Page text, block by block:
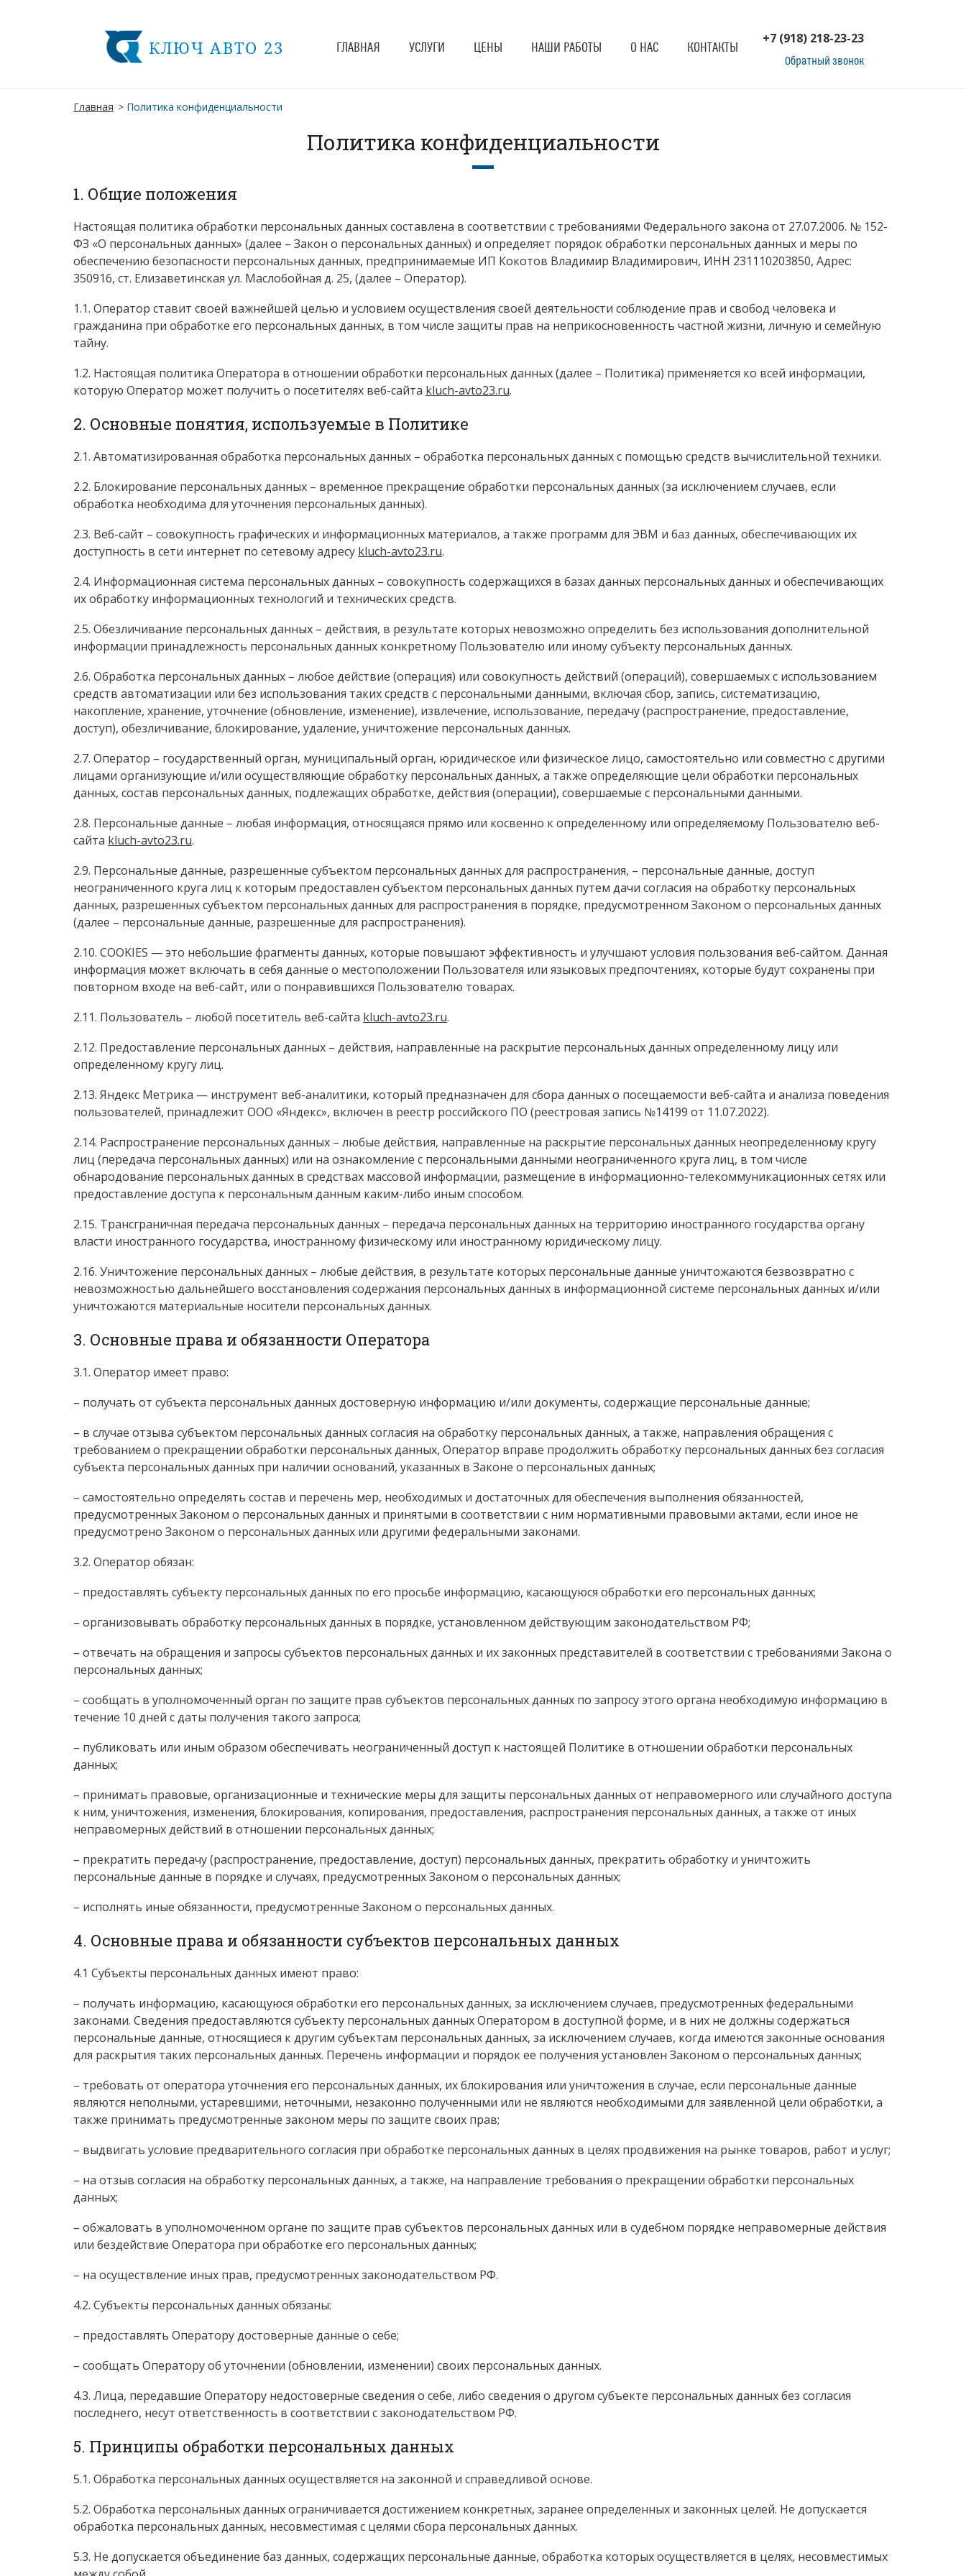
КЛЮЧ АВТО 23 ГЛАВНАЯ УСЛУГИ ЦЕНЫ НАШИ РАБОТЫ О НАС КОНТАКТЫ
+7 (918) 218-23-23
Обратный звонок
Главная > Политика конфиденциальности
Политика конфиденциальности
1. Общие положения
Настоящая политика обработки персональных данных составлена в соответствии с требованиями Федерального закона от 27.07.2006. № 152-
ФЗ «О персональных данных» (далее – Закон о персональных данных) и определяет порядок обработки персональных данных и меры по
обеспечению безопасности персональных данных, предпринимаемые ИП Кокотов Владимир Владимирович, ИНН 231110203850, Адрес:
350916, ст. Елизаветинская ул. Маслобойная д. 25, (далее – Оператор).
1.1. Оператор ставит своей важнейшей целью и условием осуществления своей деятельности соблюдение прав и свобод человека и
гражданина при обработке его персональных данных, в том числе защиты прав на неприкосновенность частной жизни, личную и семейную
тайну.
1.2. Настоящая политика Оператора в отношении обработки персональных данных (далее – Политика) применяется ко всей информации,
которую Оператор может получить о посетителях веб-сайта kluch-avto23.ru.
2. Основные понятия, используемые в Политике
2.1. Автоматизированная обработка персональных данных – обработка персональных данных с помощью средств вычислительной техники.
2.2. Блокирование персональных данных – временное прекращение обработки персональных данных (за исключением случаев, если
обработка необходима для уточнения персональных данных).
2.3. Веб-сайт – совокупность графических и информационных материалов, а также программ для ЭВМ и баз данных, обеспечивающих их
доступность в сети интернет по сетевому адресу kluch-avto23.ru.
2.4. Информационная система персональных данных – совокупность содержащихся в базах данных персональных данных и обеспечивающих
их обработку информационных технологий и технических средств.
2.5. Обезличивание персональных данных – действия, в результате которых невозможно определить без использования дополнительной
информации принадлежность персональных данных конкретному Пользователю или иному субъекту персональных данных.
2.6. Обработка персональных данных – любое действие (операция) или совокупность действий (операций), совершаемых с использованием
средств автоматизации или без использования таких средств с персональными данными, включая сбор, запись, систематизацию,
накопление, хранение, уточнение (обновление, изменение), извлечение, использование, передачу (распространение, предоставление,
доступ), обезличивание, блокирование, удаление, уничтожение персональных данных.
2.7. Оператор – государственный орган, муниципальный орган, юридическое или физическое лицо, самостоятельно или совместно с другими
лицами организующие и/или осуществляющие обработку персональных данных, а также определяющие цели обработки персональных
данных, состав персональных данных, подлежащих обработке, действия (операции), совершаемые с персональными данными.
2.8. Персональные данные – любая информация, относящаяся прямо или косвенно к определенному или определяемому Пользователю веб-
сайта kluch-avto23.ru.
2.9. Персональные данные, разрешенные субъектом персональных данных для распространения, – персональные данные, доступ
неограниченного круга лиц к которым предоставлен субъектом персональных данных путем дачи согласия на обработку персональных
данных, разрешенных субъектом персональных данных для распространения в порядке, предусмотренном Законом о персональных данных
(далее – персональные данные, разрешенные для распространения).
2.10. COOKIES — это небольшие фрагменты данных, которые повышают эффективность и улучшают условия пользования веб-сайтом. Данная
информация может включать в себя данные о местоположении Пользователя или языковых предпочтениях, которые будут сохранены при
повторном входе на веб-сайт, или о понравившихся Пользователю товарах.
2.11. Пользователь – любой посетитель веб-сайта kluch-avto23.ru.
2.12. Предоставление персональных данных – действия, направленные на раскрытие персональных данных определенному лицу или
определенному кругу лиц.
2.13. Яндекс Метрика — инструмент веб-аналитики, который предназначен для сбора данных о посещаемости веб-сайта и анализа поведения
пользователей, принадлежит ООО «Яндекс», включен в реестр российского ПО (реестровая запись №14199 от 11.07.2022).
2.14. Распространение персональных данных – любые действия, направленные на раскрытие персональных данных неопределенному кругу
лиц (передача персональных данных) или на ознакомление с персональными данными неограниченного круга лиц, в том числе
обнародование персональных данных в средствах массовой информации, размещение в информационно-телекоммуникационных сетях или
предоставление доступа к персональным данным каким-либо иным способом.
2.15. Трансграничная передача персональных данных – передача персональных данных на территорию иностранного государства органу
власти иностранного государства, иностранному физическому или иностранному юридическому лицу.
2.16. Уничтожение персональных данных – любые действия, в результате которых персональные данные уничтожаются безвозвратно с
невозможностью дальнейшего восстановления содержания персональных данных в информационной системе персональных данных и/или
уничтожаются материальные носители персональных данных.
3. Основные права и обязанности Оператора
3.1. Оператор имеет право:
– получать от субъекта персональных данных достоверную информацию и/или документы, содержащие персональные данные;
– в случае отзыва субъектом персональных данных согласия на обработку персональных данных, а также, направления обращения с
требованием о прекращении обработки персональных данных, Оператор вправе продолжить обработку персональных данных без согласия
субъекта персональных данных при наличии оснований, указанных в Законе о персональных данных;
– самостоятельно определять состав и перечень мер, необходимых и достаточных для обеспечения выполнения обязанностей,
предусмотренных Законом о персональных данных и принятыми в соответствии с ним нормативными правовыми актами, если иное не
предусмотрено Законом о персональных данных или другими федеральными законами.
3.2. Оператор обязан:
– предоставлять субъекту персональных данных по его просьбе информацию, касающуюся обработки его персональных данных;
– организовывать обработку персональных данных в порядке, установленном действующим законодательством РФ;
– отвечать на обращения и запросы субъектов персональных данных и их законных представителей в соответствии с требованиями Закона о
персональных данных;
– сообщать в уполномоченный орган по защите прав субъектов персональных данных по запросу этого органа необходимую информацию в
течение 10 дней с даты получения такого запроса;
– публиковать или иным образом обеспечивать неограниченный доступ к настоящей Политике в отношении обработки персональных
данных;
– принимать правовые, организационные и технические меры для защиты персональных данных от неправомерного или случайного доступа
к ним, уничтожения, изменения, блокирования, копирования, предоставления, распространения персональных данных, а также от иных
неправомерных действий в отношении персональных данных;
– прекратить передачу (распространение, предоставление, доступ) персональных данных, прекратить обработку и уничтожить
персональные данные в порядке и случаях, предусмотренных Законом о персональных данных;
– исполнять иные обязанности, предусмотренные Законом о персональных данных.
4. Основные права и обязанности субъектов персональных данных
4.1 Субъекты персональных данных имеют право:
– получать информацию, касающуюся обработки его персональных данных, за исключением случаев, предусмотренных федеральными
законами. Сведения предоставляются субъекту персональных данных Оператором в доступной форме, и в них не должны содержаться
персональные данные, относящиеся к другим субъектам персональных данных, за исключением случаев, когда имеются законные основания
для раскрытия таких персональных данных. Перечень информации и порядок ее получения установлен Законом о персональных данных;
– требовать от оператора уточнения его персональных данных, их блокирования или уничтожения в случае, если персональные данные
являются неполными, устаревшими, неточными, незаконно полученными или не являются необходимыми для заявленной цели обработки, а
также принимать предусмотренные законом меры по защите своих прав;
– выдвигать условие предварительного согласия при обработке персональных данных в целях продвижения на рынке товаров, работ и услуг;
– на отзыв согласия на обработку персональных данных, а также, на направление требования о прекращении обработки персональных
данных;
– обжаловать в уполномоченном органе по защите прав субъектов персональных данных или в судебном порядке неправомерные действия
или бездействие Оператора при обработке его персональных данных;
– на осуществление иных прав, предусмотренных законодательством РФ.
4.2. Субъекты персональных данных обязаны:
– предоставлять Оператору достоверные данные о себе;
– сообщать Оператору об уточнении (обновлении, изменении) своих персональных данных.
4.3. Лица, передавшие Оператору недостоверные сведения о себе, либо сведения о другом субъекте персональных данных без согласия
последнего, несут ответственность в соответствии с законодательством РФ.
5. Принципы обработки персональных данных
5.1. Обработка персональных данных осуществляется на законной и справедливой основе.
5.2. Обработка персональных данных ограничивается достижением конкретных, заранее определенных и законных целей. Не допускается
обработка персональных данных, несовместимая с целями сбора персональных данных.
5.3. Не допускается объединение баз данных, содержащих персональные данные, обработка которых осуществляется в целях, несовместимых